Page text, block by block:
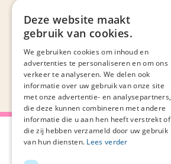
Geen resultaten gevonden voor ""
Deze website maakt
gebruik van cookies.
We gebruiken cookies om inhoud en
advertenties te personaliseren en om ons
verkeer te analyseren. We delen ook
informatie over uw gebruik van onze site
met onze advertentie- en analysepartners,
die deze kunnen combineren met andere
informatie die u aan hen heeft verstrekt of
die zij hebben verzameld door uw gebruik
van hun diensten. Lees verder